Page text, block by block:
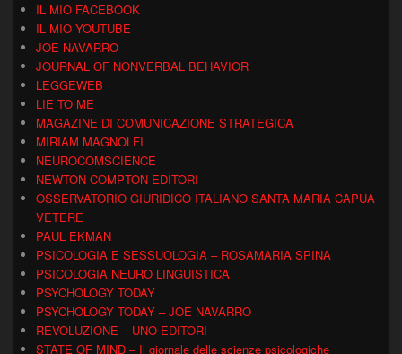
IL MIO FACEBOOK
IL MIO YOUTUBE
JOE NAVARRO
JOURNAL OF NONVERBAL BEHAVIOR
LEGGEWEB
LIE TO ME
MAGAZINE DI COMUNICAZIONE STRATEGICA
MIRIAM MAGNOLFI
NEUROCOMSCIENCE
NEWTON COMPTON EDITORI
OSSERVATORIO GIURIDICO ITALIANO SANTA MARIA CAPUA
VETERE
PAUL EKMAN
PSICOLOGIA E SESSUOLOGIA – ROSAMARIA SPINA
PSICOLOGIA NEURO LINGUISTICA
PSYCHOLOGY TODAY
PSYCHOLOGY TODAY – JOE NAVARRO
REVOLUZIONE – UNO EDITORI
STATE OF MIND – Il giornale delle scienze psicologiche